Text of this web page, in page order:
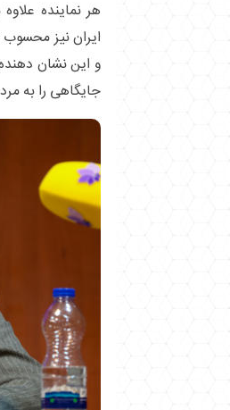
هر نماینده
ایران نیز
و این نشان
جایگاهی را به